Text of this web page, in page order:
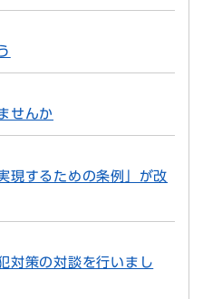
せんか
現するための条例」が改
対策の対談を行いまし